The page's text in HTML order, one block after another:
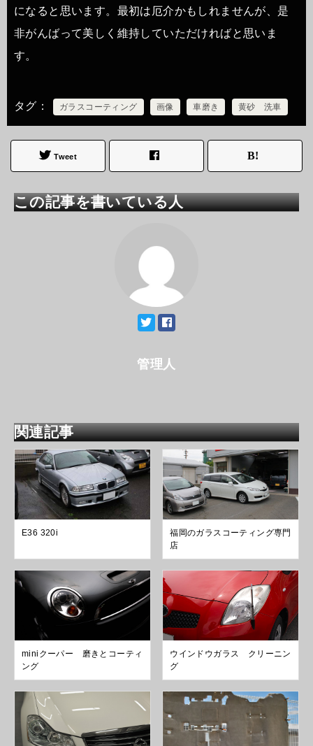
になると思います。最初は厄介かもしれませんが、是
非がんばって美しく維持していただければと思いま
す。
タグ ガラスコーティング 画像 車磨き 黄砂 洗車
Tweet
この記事を書いている人
管理人
関連記事
E36 320i
福岡のガラスコーティング専門
店
miniクーパー 磨きとコーティ
ング
ウインドウガラス クリーニン
グ